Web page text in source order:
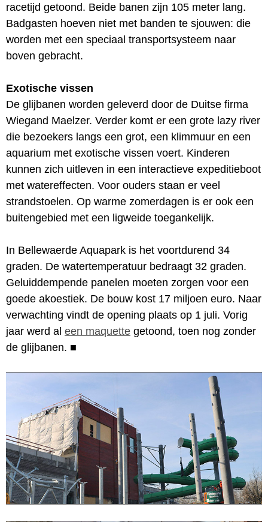
racetijd getoond. Beide banen zijn 105 meter lang.
Badgasten hoeven niet met banden te sjouwen: die
worden met een speciaal transportsysteem naar
boven gebracht.
Exotische vissen
De glijbanen worden geleverd door de Duitse firma
Wiegand Maelzer. Verder komt er een grote lazy river
die bezoekers langs een grot, een klimmuur en een
aquarium met exotische vissen voert. Kinderen
kunnen zich uitleven in een interactieve expeditieboot
met watereffecten. Voor ouders staan er veel
strandstoelen. Op warme zomerdagen is er ook een
buitengebied met een ligweide toegankelijk.
In Bellewaerde Aquapark is het voortdurend 34
graden. De watertemperatuur bedraagt 32 graden.
Geluiddempende panelen moeten zorgen voor een
goede akoestiek. De bouw kost 17 miljoen euro. Naar
verwachting vindt de opening plaats op 1 juli. Vorig
jaar werd al een maquette getoond, toen nog zonder
de glijbanen. ■